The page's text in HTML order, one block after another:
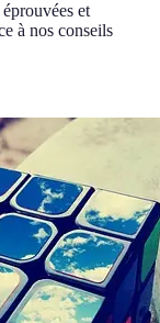
et
à nos conseils